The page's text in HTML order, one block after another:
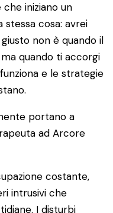
iniziano un
cosa: avrei
non è quando il
quando ti accorgi
e le strategie
portano a
ad Arcore
costante,
intrusivi che
I disturbi